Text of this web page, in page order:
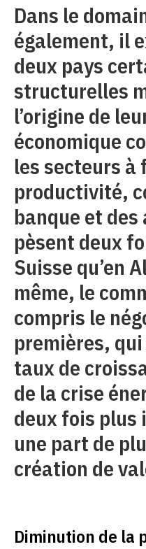
Dans le
également, il
deux pays
structurelles
l’origine de
économique
les secteurs à
productivité,
banque et
pèsent deux
Suisse qu’en
même, le
compris le
premières,
taux de
de la crise
deux fois plus
une part de
création de
Diminution de la